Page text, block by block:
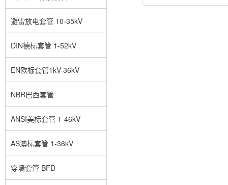
避雷放电套管 10-35kV
DIN德标套管 1-52kV
EN欧标套管1kV-36kV
NBR巴西套管
ANSI美标套管 1-46kV
AS澳标套管 1-36kV
穿墙套管 BFD